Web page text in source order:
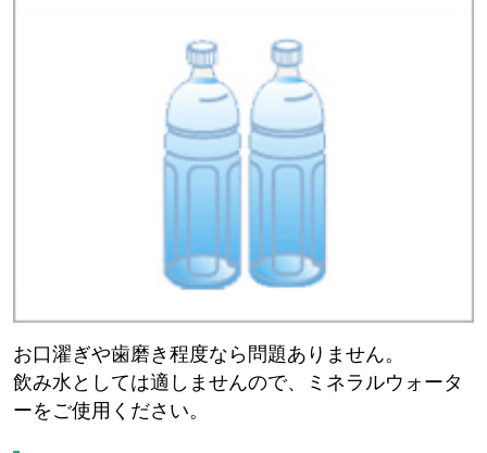
お口濯ぎや歯磨き程度なら問題ありません。
飲み水としては適しませんので、ミネラルウォータ
ーをご使用ください。